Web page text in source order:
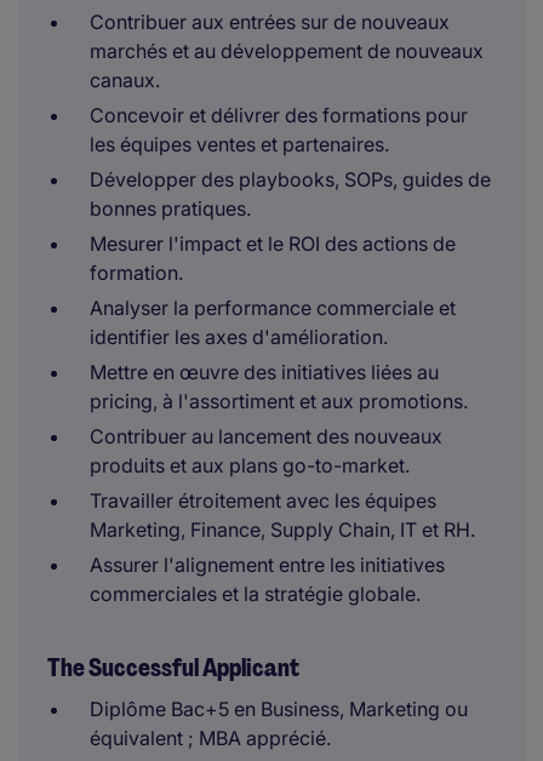
Contribuer aux entrées sur de nouveaux
marchés et au développement de nouveaux
canaux.
Concevoir et délivrer des formations pour
les équipes ventes et partenaires.
Développer des playbooks, SOPs, guides de
bonnes pratiques.
Mesurer l'impact et le ROI des actions de
formation.
Analyser la performance commerciale et
identifier les axes d'amélioration.
Mettre en œuvre des initiatives liées au
pricing, à l'assortiment et aux promotions.
Contribuer au lancement des nouveaux
produits et aux plans go-to-market.
Travailler étroitement avec les équipes
Marketing, Finance, Supply Chain, IT et RH.
Assurer l'alignement entre les initiatives
commerciales et la stratégie globale.
The Successful Applicant
Diplôme Bac+5 en Business, Marketing ou
équivalent ; MBA apprécié.